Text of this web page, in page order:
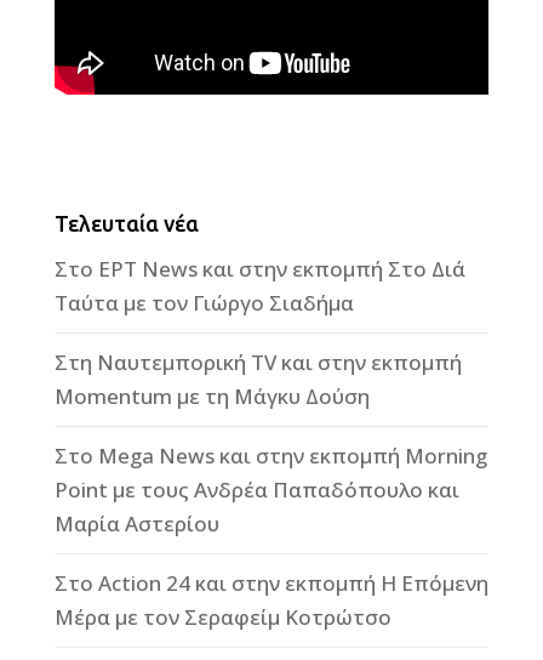
Τελευταία νέα
Στο ΕΡΤ News και στην εκπομπή Στο Διά
Ταύτα με τον Γιώργο Σιαδήμα
Στη Ναυτεμπορική TV και στην εκπομπή
Momentum με τη Μάγκυ Δούση
Στο Mega News και στην εκπομπή Morning
Point με τους Ανδρέα Παπαδόπουλο και
Μαρία Αστερίου
Στο Action 24 και στην εκπομπή Η Επόμενη
Μέρα με τον Σεραφείμ Κοτρώτσο